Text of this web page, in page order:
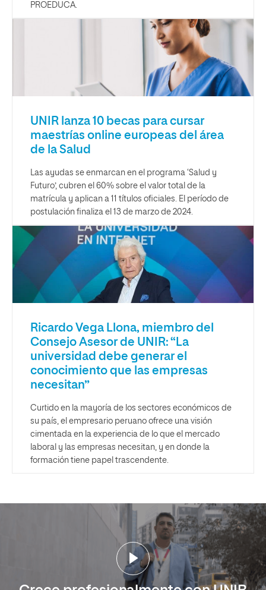
PROEDUCA.
UNIR lanza 10 becas para cursar
maestrías online europeas del área
de la Salud
Las ayudas se enmarcan en el programa ‘Salud y
Futuro’, cubren el 60% sobre el valor total de la
matrícula y aplican a 11 títulos oficiales. El período de
postulación finaliza el 13 de marzo de 2024.
Ricardo Vega Llona, miembro del
Consejo Asesor de UNIR: “La
universidad debe generar el
conocimiento que las empresas
necesitan”
Curtido en la mayoría de los sectores económicos de
su país, el empresario peruano ofrece una visión
cimentada en la experiencia de lo que el mercado
laboral y las empresas necesitan, y en donde la
formación tiene papel trascendente.